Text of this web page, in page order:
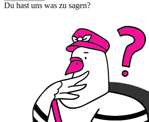
Du hast uns was zu sagen?